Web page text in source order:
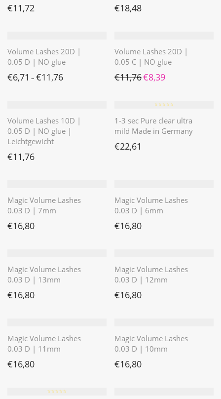
€11,72 €18,48
Volume Lashes 20D |
0.05 D | NO glue
€6,71 – €11,76
Volume Lashes 20D |
0.05 C | NO glue
€11,76 Ursprünglicher Preis war:
€8,39Aktueller Preis ist:
Volume Lashes 10D |
0.05 D | NO glue |
Leichtgewicht
€11,76
⭐️⭐️⭐️⭐️⭐️
1-3 sec Pure clear ultra
mild Made in Germany
€22,61
Magic Volume Lashes
0.03 D | 7mm
€16,80
Magic Volume Lashes
0.03 D | 6mm
€16,80
Magic Volume Lashes
0.03 D | 13mm
€16,80
Magic Volume Lashes
0.03 D | 12mm
€16,80
Magic Volume Lashes
0.03 D | 11mm
€16,80
Magic Volume Lashes
0.03 D | 10mm
€16,80
⭐️⭐️⭐️⭐️⭐️